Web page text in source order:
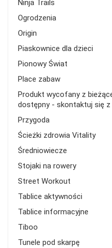
Ninja Trails
Ogrodzenia
Origin
Piaskownice dla dzieci
Pionowy Świat
Place zabaw
Produkt wycofany z
dostępny - skontaktuj się z
Przygoda
Ścieżki zdrowia Vitality
Średniowiecze
Stojaki na rowery
Street Workout
Tablice aktywności
Tablice informacyjne
Tiboo
Tunele pod skarpę